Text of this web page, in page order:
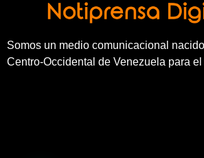
Somos un medio comunicacional
Centro-Occidental de Venezuela para el